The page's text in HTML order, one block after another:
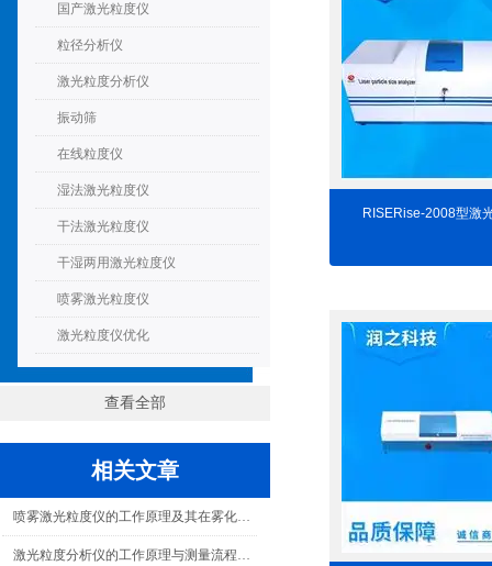
国产激光粒度仪
粒径分析仪
激光粒度分析仪
振动筛
在线粒度仪
湿法激光粒度仪
干法激光粒度仪
干湿两用激光粒度仪
喷雾激光粒度仪
激光粒度仪优化
查看全部
相关文章
喷雾激光粒度仪的工作原理及其在雾化特性表征中的关键作用
激光粒度分析仪的工作原理与测量流程概述
RISERise-2008型激